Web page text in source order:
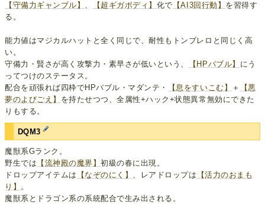
【守備力ギャンブル】 、 【超ギガボディ】 化で 【AI3回行動】 を習得す
る。
能力値はマジカルハットと全く同じで、耐性もトンブレロと同じく高
い。
守備力・賢さが高く攻撃力・素早さが低いという、
【HPバブル】 にう
ってつけのステータス。
配合を頑張れば四枠でHPバブル・マダンテ・
【息をすいこむ】 ＋
【悪
夢のよびごえ】 を持たせつつ、全属性+ハック+状態異常無効にできた
りもする。
DQM3
魔獣系Gランク。
野生では 【流神殿の魔界】初級の春に出現。
ドロップアイテムは
【なぞのにく】 、レアドロップは 【活力のおまも
り】
。
魔獣系とドラゴン系の系統配合で生み出される。